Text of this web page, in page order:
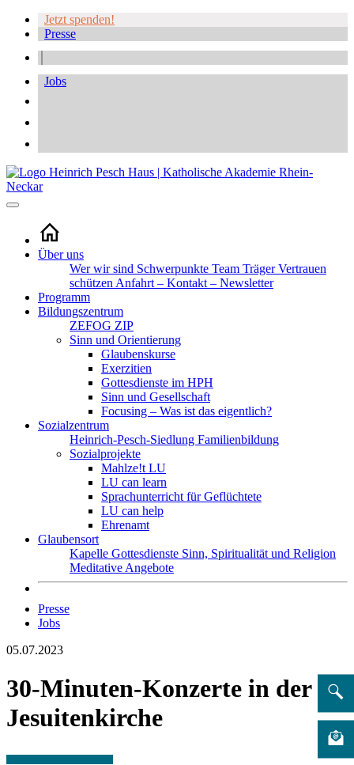
Jetzt spenden!
Presse
Jobs
Über uns
Wer wir sind Schwerpunkte Team TrägerVertrauen
schützen Anfahrt – Kontakt – Newsletter
Programm
Bildungszentrum
ZEFOG ZIP
Sinn und Orientierung
Glaubenskurse
Exerzitien
Gottesdienste im HPH
Sinn und Gesellschaft
Focusing – Was ist das eigentlich?
Sozialzentrum
Heinrich-Pesch-Siedlung Familienbildung
Sozialprojekte
Mahlze!t LU
LU can learn
Sprachunterricht für Geflüchtete
LU can help
Ehrenamt
Glaubensort
Kapelle Gottesdienste Sinn, Spiritualität und Religion
Meditative Angebote
Presse
Jobs
05.07.2023
30-Minuten-Konzerte in der
Jesuitenkirche